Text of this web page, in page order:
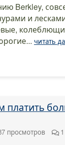
Berkley,
и
читать
платить
просмотров 1